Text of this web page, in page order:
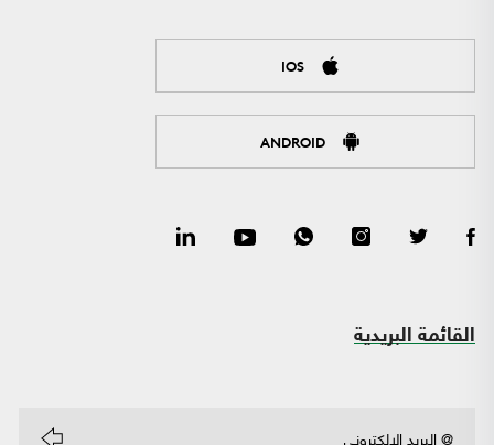
IOS
ANDROID
القائمة البريدية